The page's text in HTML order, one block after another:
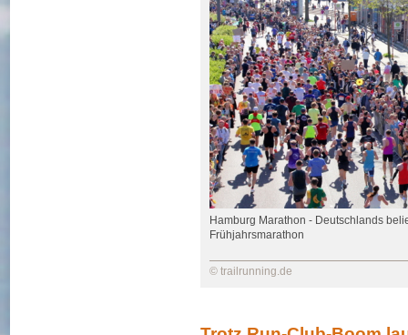
Hamburg Marathon - Deutschlands
Frühjahrsmarathon
© trailrunning.de